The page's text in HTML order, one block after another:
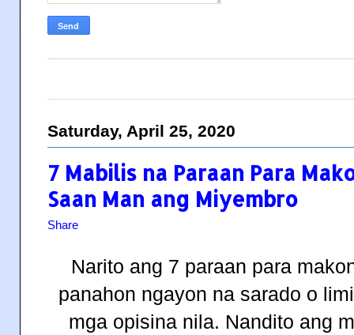
Saturday, April 25, 2020
7 Mabilis na Paraan Para
Saan Man ang Miyembro
Share
Narito ang 7 paraan para
panahon ngayon na sarado o
mga opisina nila. Nandito ang